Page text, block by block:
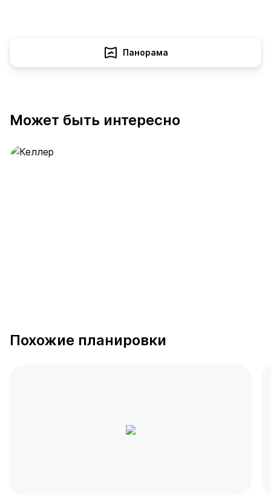
Панорама
Может быть интересно
Похожие планировки